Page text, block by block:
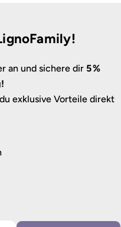
an und sichere dir 5 %
exklusive Vorteile direkt